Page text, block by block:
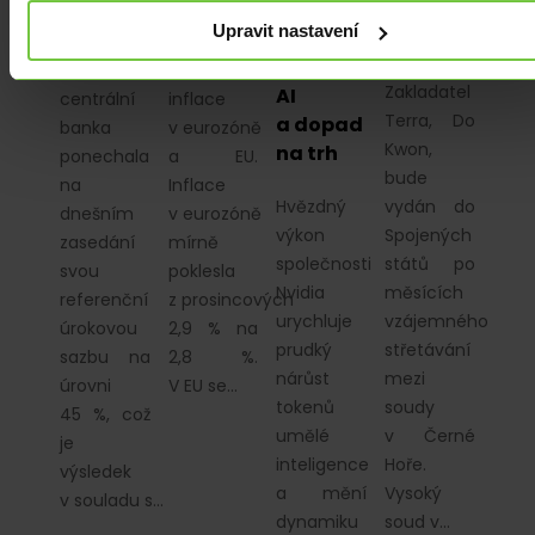
Upravit nastavení
centrální
banka
ponechala
na
dnešním
zasedání
svou
referenční
úrokovou
sazbu na
úrovni
45 %, což
je
výsledek
v souladu s…
finální
inflace
v eurozóně
a EU.
Inflace
v eurozóně
mírně
poklesla
z prosincových
2,9 % na
2,8 %.
V EU se…
prudký
nárůst
tokenů
AI
a dopad
na trh
Hvězdný
výkon
společnosti
Nvidia
urychluje
prudký
nárůst
tokenů
umělé
inteligence
a mění
dynamiku
Právní
Odysea
Zakladatel
Terra, Do
Kwon,
bude
vydán do
Spojených
států po
měsících
vzájemného
střetávání
mezi
soudy
v Černé
Hoře.
Vysoký
soud v…